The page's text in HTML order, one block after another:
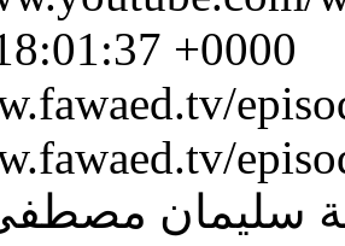
+0000
سليمان مصطفى